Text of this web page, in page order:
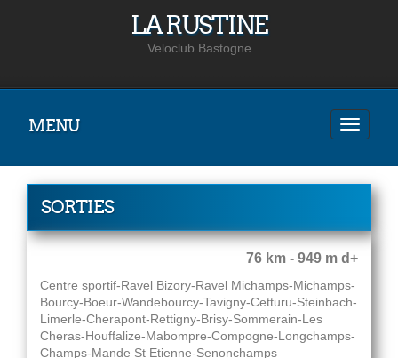
LA RUSTINE
Veloclub Bastogne
MENU
SORTIES
76 km - 949 m d+
Centre sportif-Ravel Bizory-Ravel Michamps-Michamps-
Bourcy-Boeur-Wandebourcy-Tavigny-Cetturu-Steinbach-
Limerle-Cherapont-Rettigny-Brisy-Sommerain-Les
Cheras-Houffalize-Mabompre-Compogne-Longchamps-
Champs-Mande St Etienne-Senonchamps